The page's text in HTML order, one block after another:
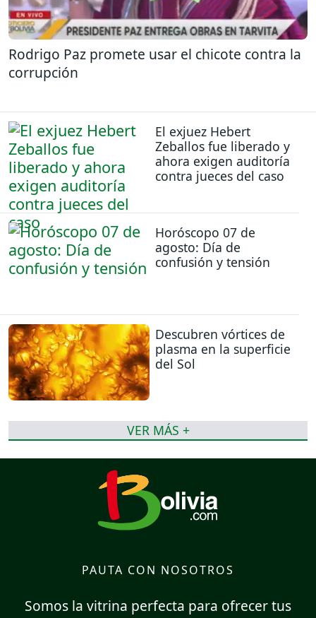
Rodrigo Paz promete usar el chicote contra la
corrupción
El exjuez Hebert
Zeballos fue liberado y
ahora exigen auditoría
contra jueces del caso
Horóscopo 07 de
agosto: Día de
confusión y tensión
Descubren vórtices de
plasma en la superficie
del Sol
VER MÁS +
PAUTA CON NOSOTROS
Somos la vitrina perfecta para ofrecer tus